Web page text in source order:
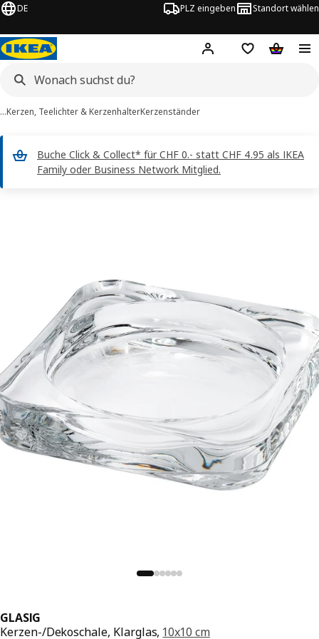
DE PLZ eingeben Standort wählen
Hej! Logge dich ein
Einkaufsliste
…Kerzen, Teelichter & KerzenhalterKerzenständer
Buche Click & Collect* für CHF 0.- statt CHF 4.95 als IKEA
Family oder Business Network Mitglied.
GLASIG
Kerzen-/Dekoschale, Klarglas, 10x10 cm